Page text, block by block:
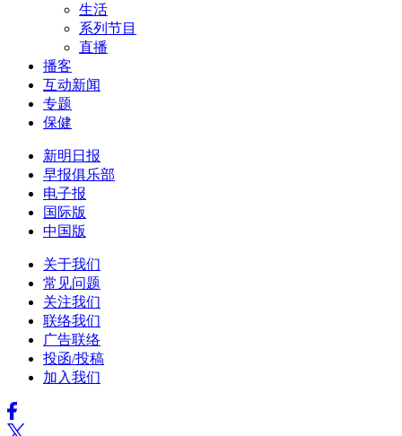
生活
系列节目
直播
播客
互动新闻
专题
保健
新明日报
早报俱乐部
电子报
国际版
中国版
关于我们
常见问题
关注我们
联络我们
广告联络
投函/投稿
加入我们